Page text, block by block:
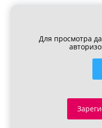
Для просмотра